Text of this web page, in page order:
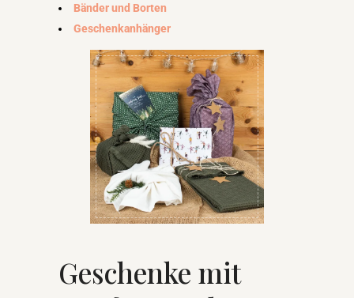
Bänder und Borten
Geschenkanhänger
Geschenke mit